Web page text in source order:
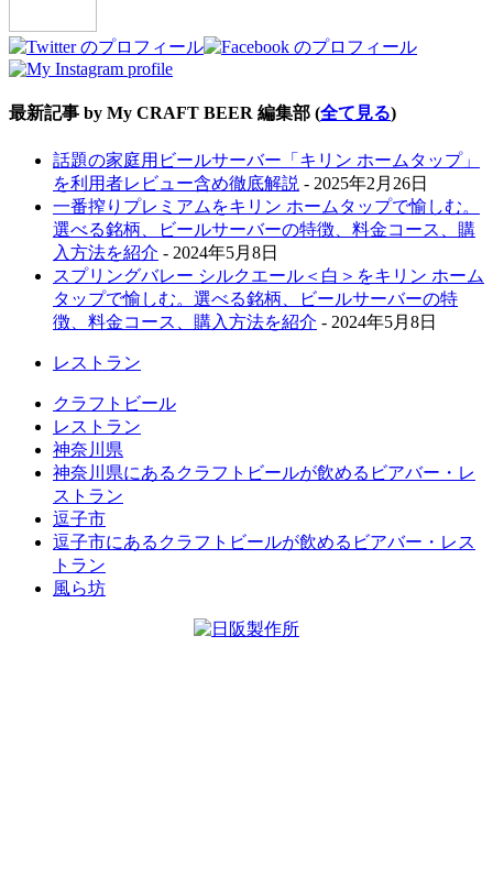
最新記事 by My CRAFT BEER 編集部 (全て見る)
話題の家庭用ビールサーバー「キリン ホームタップ」
を利用者レビュー含め徹底解説 - 2025年2月26日
一番搾りプレミアムをキリン ホームタップで愉しむ。
選べる銘柄、ビールサーバーの特徴、料金コース、購
入方法を紹介 - 2024年5月8日
スプリングバレー シルクエール＜白＞をキリン ホーム
タップで愉しむ。選べる銘柄、ビールサーバーの特
徴、料金コース、購入方法を紹介 - 2024年5月8日
レストラン
クラフトビール
レストラン
神奈川県
神奈川県にあるクラフトビールが飲めるビアバー・レ
ストラン
逗子市
逗子市にあるクラフトビールが飲めるビアバー・レス
トラン
風ら坊